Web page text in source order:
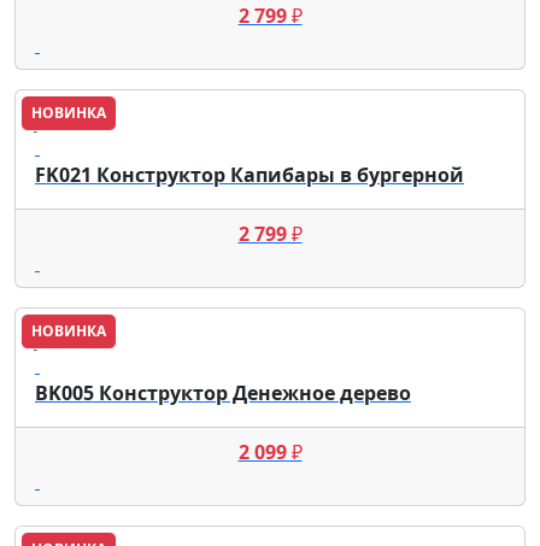
2 799₽
НОВИНКА
JAKI
FK021 Конструктор Капибары в бургерной
2 799₽
НОВИНКА
JAKI
BK005 Конструктор Денежное дерево
2 099₽